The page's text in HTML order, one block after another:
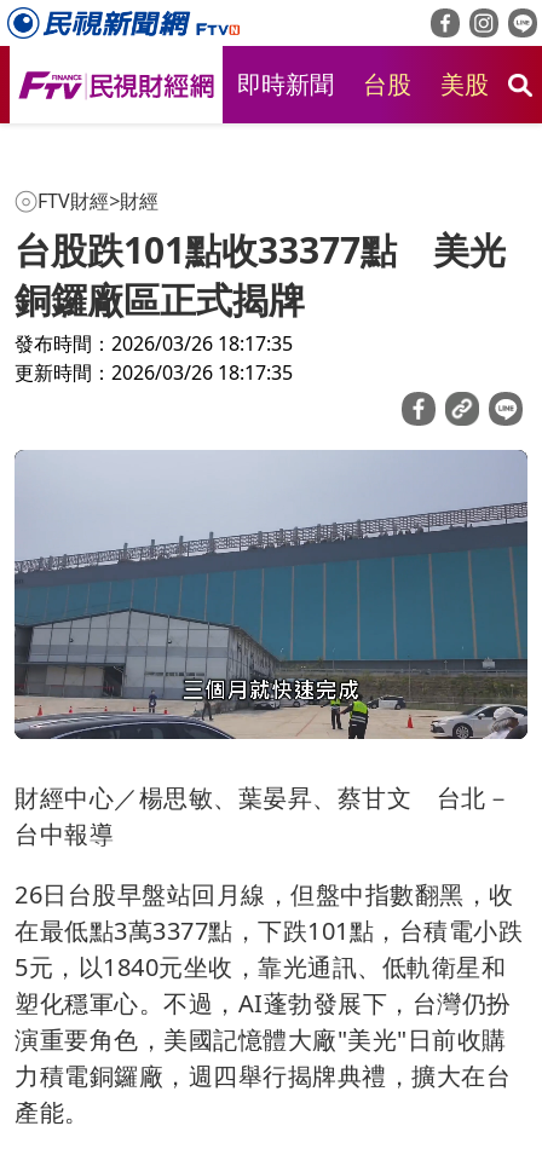
即時新聞 台股 美股
FTV財經>財經
台股跌101點收33377點 美光
銅鑼廠區正式揭牌
發布時間：2026/03/26 18:17:35
更新時間：2026/03/26 18:17:35
財經中心／楊思敏、葉晏昇、蔡甘文 台北－
台中報導
26日台股早盤站回月線，但盤中指數翻黑，收
在最低點3萬3377點，下跌101點，台積電小跌
5元，以1840元坐收，靠光通訊、低軌衛星和
塑化穩軍心。不過，AI蓬勃發展下，台灣仍扮
演重要角色，美國記憶體大廠"美光"日前收購
力積電銅鑼廠，週四舉行揭牌典禮，擴大在台
產能。